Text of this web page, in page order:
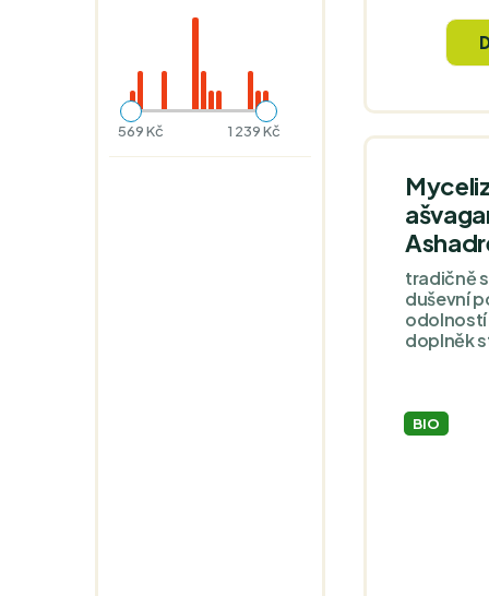
569 Kč 1 239 Kč
tradičně
duševní
odolností
doplněk
BIO